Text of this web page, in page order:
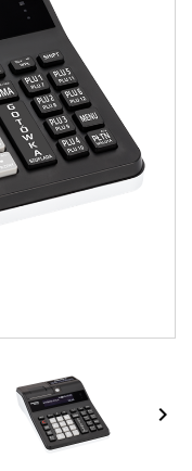
